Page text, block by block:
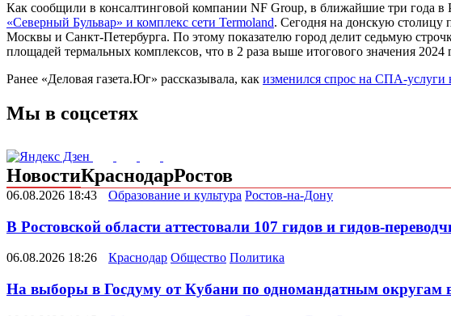
Как сообщили в консалтинговой компании NF Group, в ближайшие три года в
«Северный Бульвар» и комплекс сети Termoland. Сегодня на донскую столицу
Москвы и Санкт-Петербурга. По этому показателю город делит седьмую
площадей термальных комплексов, что в 2 раза выше итогового значения 2024
Ранее «Деловая газета.Юг» рассказывала, как изменился спрос на СПА-услуги
Мы в соцсетях
НовостиКраснодарРостов
06.08.2026 18:43 Образование и культура Ростов-на-Дону
В Ростовской области аттестовали 107 гидов и гидов-
06.08.2026 18:26 Краснодар Общество Политика
На выборы в Госдуму от Кубани по одномандатным округам